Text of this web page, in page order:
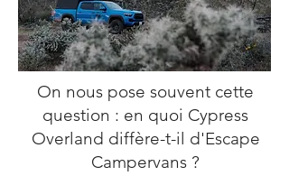
On nous pose souvent cette
question : en quoi Cypress
Overland diffère-t-il d'Escape
Campervans ?